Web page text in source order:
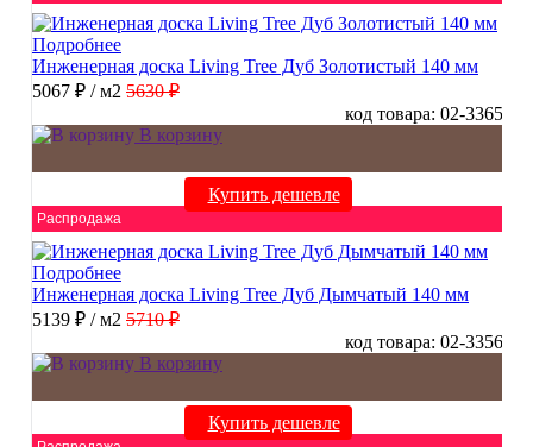
Подробнее
Инженерная доска Living Tree Дуб Золотистый 140 мм
5067 ₽ / м2 5630 ₽
код товара: 02-3365
В корзину
Купить дешевле
Распродажа
Подробнее
Инженерная доска Living Tree Дуб Дымчатый 140 мм
5139 ₽ / м2 5710 ₽
код товара: 02-3356
В корзину
Купить дешевле